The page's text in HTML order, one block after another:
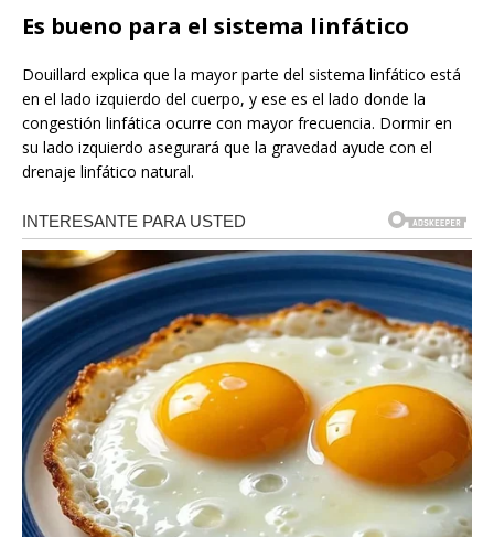
Es bueno para el sistema linfático
Douillard explica que la mayor parte del sistema linfático está
en el lado izquierdo del cuerpo, y ese es el lado donde la
congestión linfática ocurre con mayor frecuencia. Dormir en
su lado izquierdo asegurará que la gravedad ayude con el
drenaje linfático natural.